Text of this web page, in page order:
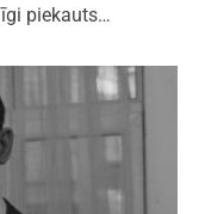
piekauts…